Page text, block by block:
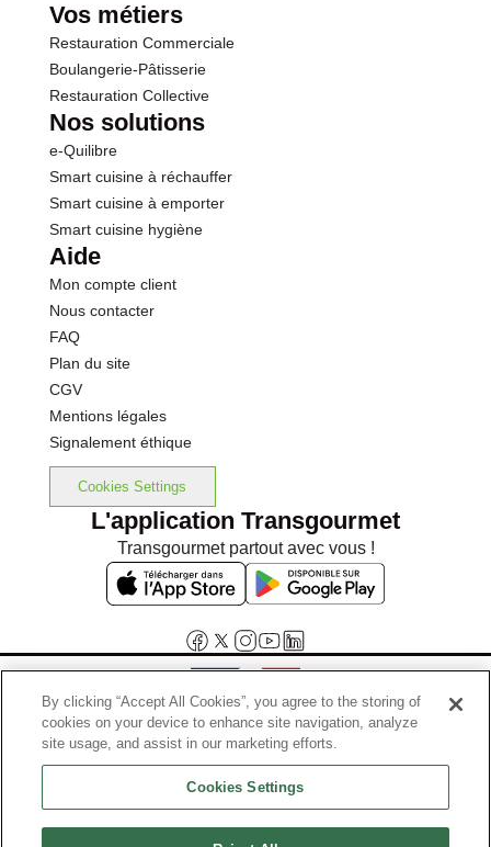
Vos métiers
Restauration Commerciale
Boulangerie-Pâtisserie
Restauration Collective
Nos solutions
e-Quilibre
Smart cuisine à réchauffer
Smart cuisine à emporter
Smart cuisine hygiène
Aide
Mon compte client
Nous contacter
FAQ
Plan du site
CGV
Mentions légales
Signalement éthique
Cookies Settings
L'application Transgourmet
Transgourmet partout avec vous !
Interdiction de vente de boissons alcooliques aux mineurs de
moins de 18 ans
La preuve de majorité de l'acheteur est exigée au moment de la vente
Code de la santé publique, Aar.l.3342-1 et l.3353-3
By clicking “Accept All Cookies”, you agree to the storing of
cookies on your device to enhance site navigation, analyze
site usage, and assist in our marketing efforts.
Cookies Settings